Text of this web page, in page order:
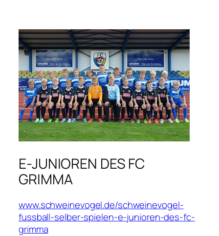
E-JUNIOREN DES FC
GRIMMA
www.schweinevogel.de/schweinevogel-
fussball-selber-spielen-e-junioren-des-fc-
grimma